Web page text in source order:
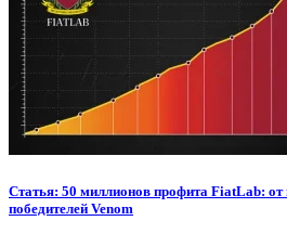
Статья: 50 миллионов профита FiatLab: от
победителей Venom